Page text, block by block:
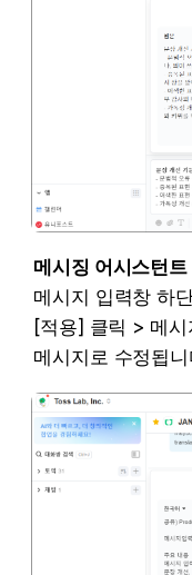
메시징 어시스턴
메시지 입력창 하
[적용] 클릭 > 메
메시지로 수정됩니